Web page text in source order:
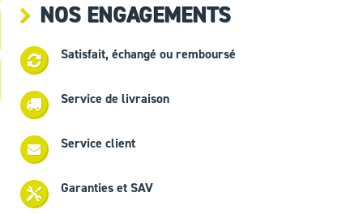
NOS ENGAGEMENTS
Satisfait, échangé ou remboursé
Service de livraison
Service client
Garanties et SAV